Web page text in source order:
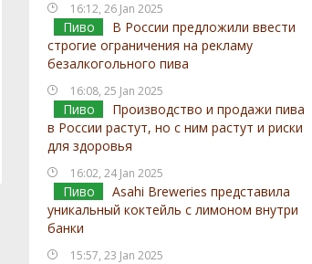
16:12, 26 Jan 2025
Пиво
В России предложили ввести
строгие ограничения на рекламу
безалкогольного пива
16:08, 25 Jan 2025
Пиво
Производство и продажи пива
в России растут, но с ним растут и риски
для здоровья
16:02, 24 Jan 2025
Пиво
Asahi Breweries представила
уникальный коктейль с лимоном внутри
банки
15:57, 23 Jan 2025